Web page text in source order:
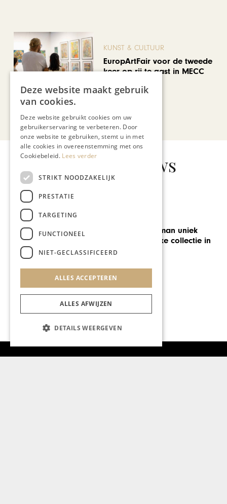
KUNST & CULTUUR
EuropArtFair voor de tweede
keer op rij te gast in MECC
Bekijk alle artikelen
Gerelateerd nieuws
‘Museum Louwman uniek
door authentieke collectie in
de breedte’
Deze website maakt gebruik
van cookies.
Deze website gebruikt cookies om uw
gebruikerservaring te verbeteren. Door
onze website te gebruiken, stemt u in met
alle cookies in overeenstemming met ons
Cookiebeleid. Lees verder
STRIKT NOODZAKELIJK
PRESTATIE
TARGETING
FUNCTIONEEL
NIET-GECLASSIFICEERD
ALLES ACCEPTEREN
ALLES AFWIJZEN
DETAILS WEERGEVEN